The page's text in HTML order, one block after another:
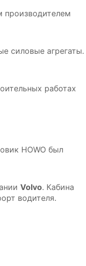
производителем
силовые агрегаты.
работах
HOWO был
Volvo. Кабина
водителя.